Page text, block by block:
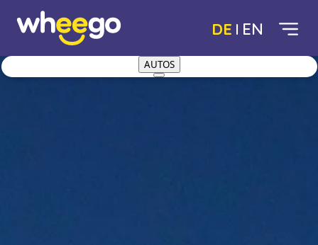
DE EN
AUTOS